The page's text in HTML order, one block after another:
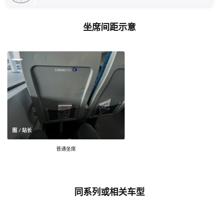
坐席间距示意
图 / 站长
普通坐席
同系列或相关车型